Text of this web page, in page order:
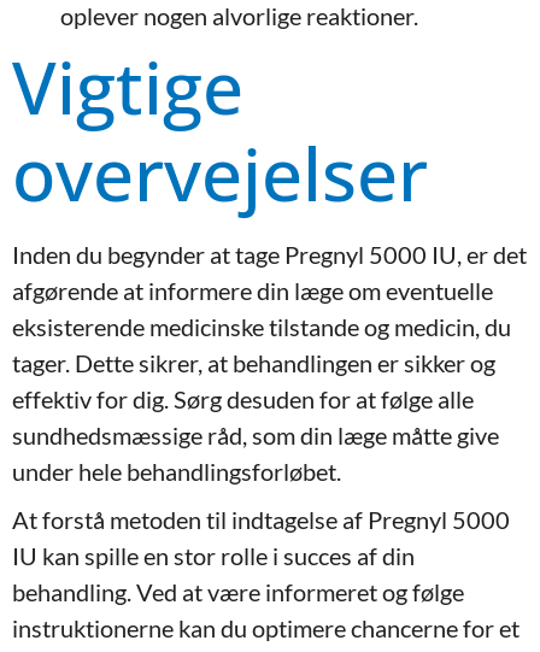
oplever nogen alvorlige reaktioner.
Vigtige
overvejelser
Inden du begynder at tage Pregnyl 5000 IU, er det
afgørende at informere din læge om eventuelle
eksisterende medicinske tilstande og medicin, du
tager. Dette sikrer, at behandlingen er sikker og
effektiv for dig. Sørg desuden for at følge alle
sundhedsmæssige råd, som din læge måtte give
under hele behandlingsforløbet.
At forstå metoden til indtagelse af Pregnyl 5000
IU kan spille en stor rolle i succes af din
behandling. Ved at være informeret og følge
instruktionerne kan du optimere chancerne for et